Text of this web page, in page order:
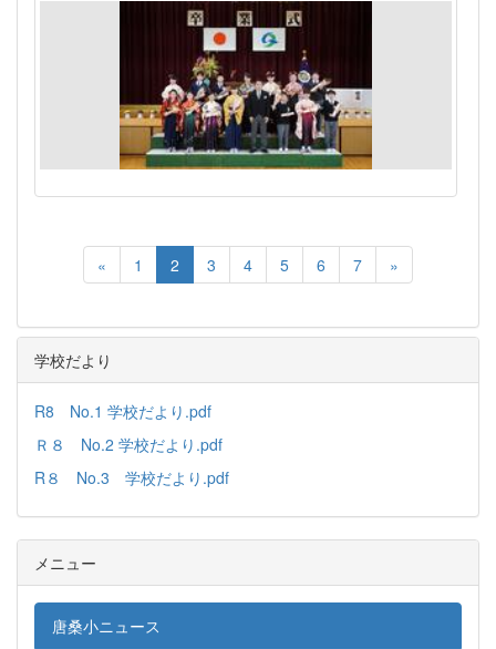
« 1 2 3 4 5 6 7 »
学校だより
R8 No.1 学校だより.pdf
Ｒ８ No.2 学校だより.pdf
R８ No.3 学校だより.pdf
メニュー
唐桑小ニュース